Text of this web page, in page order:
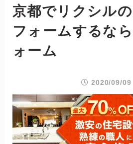
京都でリクシル
フォームするな
ォーム
2020/09/09